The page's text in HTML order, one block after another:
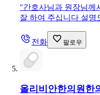
"간호사님과 원장님께
잘 하여 주십니다 설명
전화 팔로우
올리비안한의원 한